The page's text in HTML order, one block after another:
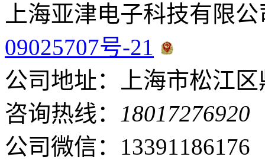
上海亚津电子科技有限
09025707号-21
公司地址：上海市松江区
咨询热线： 18017276920
公司微信：13391186176